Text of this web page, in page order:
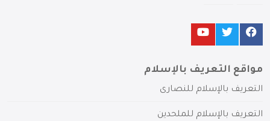
مواقع التعريف بالإسلام
التعريف بالإسلام للنصارى
التعريف بالإسلام للملحدين